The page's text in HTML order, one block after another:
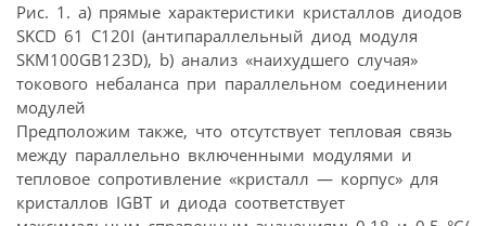
Рис. 1. а) прямые характеристики кристаллов диодов
SKCD 61 C120I (антипараллельный диод модуля
SKM100GB123D), b) анализ «наихудшего случая»
токового небаланса при параллельном соединении
модулей
Предположим также, что отсутствует тепловая связь
между параллельно включенными модулями и
тепловое сопротивление «кристалл — корпус» для
кристаллов IGBT и диода соответствует